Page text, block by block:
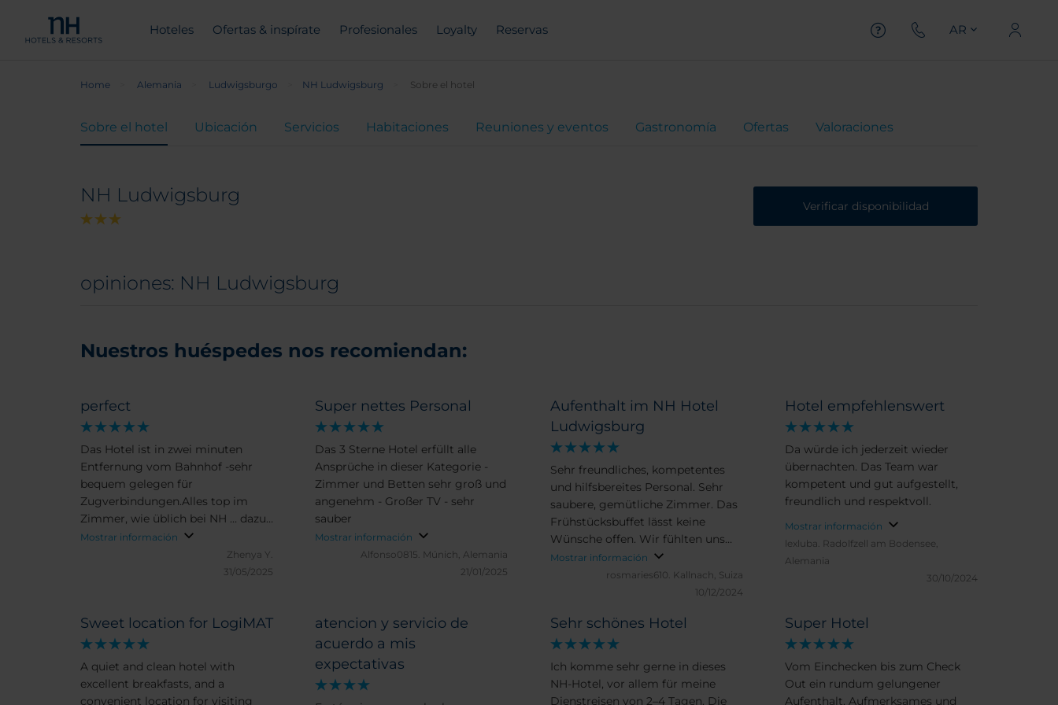
Hoteles Ofertas & inspírate Profesionales Loyalty Reservas AR
Home Alemania Ludwigsburgo NH Ludwigsburg Sobre el hotel
Sobre el hotel Ubicación Servicios Habitaciones Reuniones y eventos Gastronomía Ofertas Valoraciones
NH Ludwigsburg Verificar disponibilidad
opiniones: NH Ludwigsburg
Nuestros huéspedes nos recomiendan:
atencion y servicio de
acuerdo a mis
expectativas
Sehr schönes Hotel
Ich komme sehr gerne in dieses
NH-Hotel, vor allem für meine
Dienstreisen von 2–4 Tagen. Die
Super Hotel
Vom Einchecken bis zum Check
Out ein rundum gelungener
Aufenthalt. Aufmerksames und
perfect
Das Hotel ist in zwei minuten
Entfernung vom Bahnhof -sehr
bequem gelegen für
Zugverbindungen.Alles top im
Zimmer, wie üblich bei NH … dazu
auch super Aussicht von den
Mostrar información
Zhenya Y.
31/05/2025
Super nettes Personal
Das 3 Sterne Hotel erfüllt alle
Ansprüche in dieser Kategorie -
Zimmer und Betten sehr groß und
angenehm - Großer TV - sehr
sauber
Mostrar información
Alfonso0815. Múnich, Alemania
21/01/2025
Aufenthalt im NH Hotel
Ludwigsburg
Sehr freundliches, kompetentes
und hilfsbereites Personal. Sehr
saubere, gemütliche Zimmer. Das
Frühstücksbuffet lässt keine
Wünsche offen. Wir fühlten uns
sehr wohl und kommen gerne
Mostrar información
rosmaries610. Kallnach, Suiza
10/12/2024
Hotel empfehlenswert
Da würde ich jederzeit wieder
übernachten. Das Team war
kompetent und gut aufgestellt,
freundlich und respektvoll.
Mostrar información
lexluba. Radolfzell am Bodensee,
Alemania
30/10/2024
Sweet location for LogiMAT
A quiet and clean hotel with
excellent breakfasts, and a
convenient location for visiting